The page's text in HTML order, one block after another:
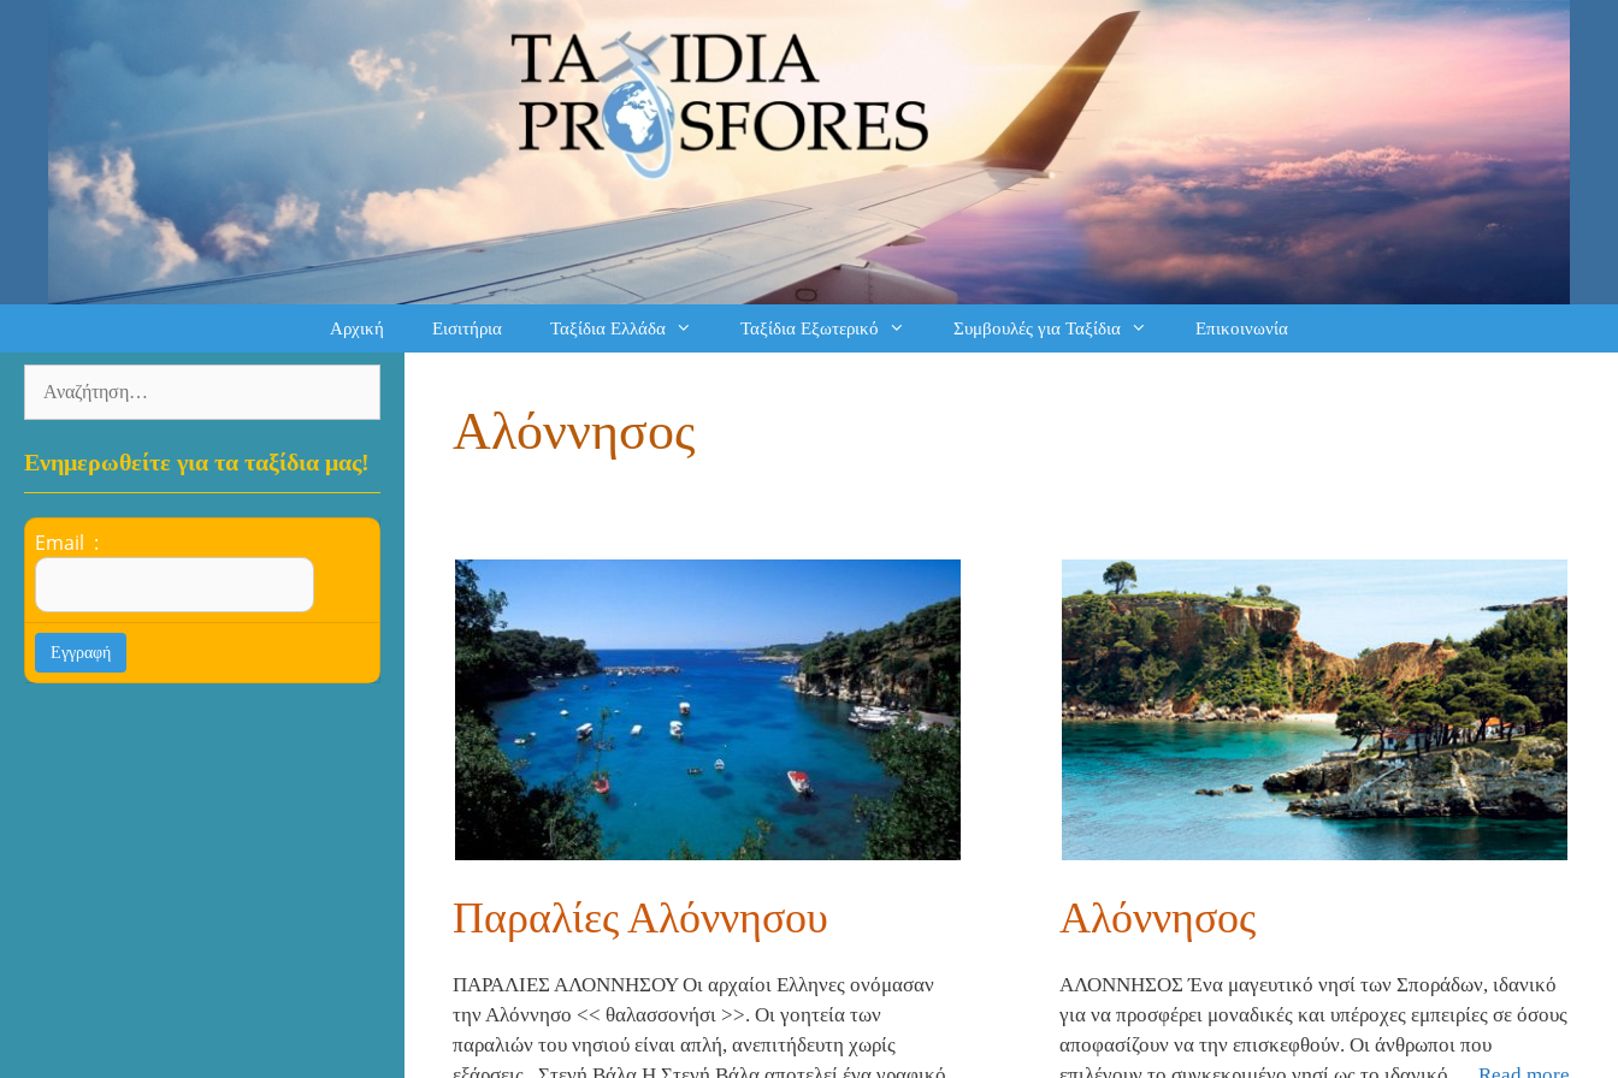
Αρχική Εισιτήρια Ταξίδια Ελλάδα Ταξίδια Εξωτερικό Συμβουλές για Ταξίδια Επικοινωνία
Αλόννησος
Παραλίες Αλόννησου
ΠΑΡΑΛΙΕΣ ΑΛΟΝΝΗΣΟΥ Οι αρχαίοι Ελληνες ονόμασαν
την Αλόννησο << θαλασσονήσι >>. Οι γοητεία των
παραλιών του νησιού είναι απλή, ανεπιτήδευτη χωρίς
Αλόννησος
ΑΛΟΝΝΗΣΟΣ Ένα μαγευτικό νησί των Σποράδων, ιδανικό
για να προσφέρει μοναδικές και υπέροχες εμπειρίες σε όσους
αποφασίζουν να την επισκεφθούν. Οι άνθρωποι που
Ενημερωθείτε για τα ταξίδια μας!
Email :